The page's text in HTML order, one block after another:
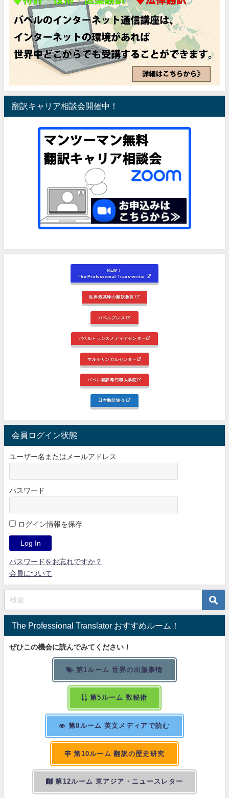
翻訳キャリア相談会開催中！
NEW！
The Professional Trans-writer
世界最高峰の翻訳教育
バベルプレス
バベルトランスメディアセンター
マルチリンガルセンター
バベル翻訳専門職大学院
日本翻訳協会
会員ログイン状態
ユーザー名またはメールアドレス
パスワード
ログイン情報を保存
パスワードをお忘れですか？
会員について
The Professional Translator おすすめルーム！
ぜひこの機会に読んでみてください！
第1ルーム 世界の出版事情
第5ルーム 数秘術
第8ルーム 英文メディアで読む
第10ルーム 翻訳の歴史研究
第12ルーム 東アジア・ニュースレター